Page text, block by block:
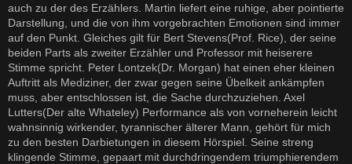
auch zu der des Erzählers. Martin liefert eine ruhige, aber pointierte
Darstellung, und die von ihm vorgebrachten Emotionen sind immer
auf den Punkt. Gleiches gilt für Bert Stevens(Prof. Rice), der seine
beiden Parts als zweiter Erzähler und Professor mit heiserere
Stimme spricht. Peter Lontzek(Dr. Morgan) hat einen eher kleinen
Auftritt als Mediziner, der zwar gegen seine Übelkeit ankämpfen
muss, aber entschlossen ist, die Sache durchzuziehen. Axel
Lutters(Der alte Whateley) Performance als von vorneherein leicht
wahnsinnig wirkender, tyrannischer älterer Mann, gehört für mich
zu den besten Darbietungen in diesem Hörspiel. Seine streng
klingende Stimme, gepaart mit durchdringendem triumphierendem